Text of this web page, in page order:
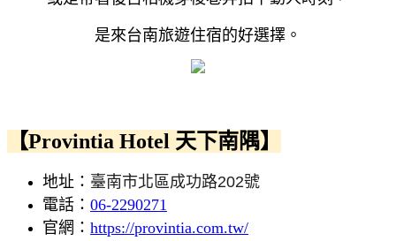
是來台南旅遊住宿的好選擇。
【Provintia Hotel 天下南隅】
地址： 臺南市北區成功路202號
電話： 06-2290271
官網： https://provintia.com.tw/